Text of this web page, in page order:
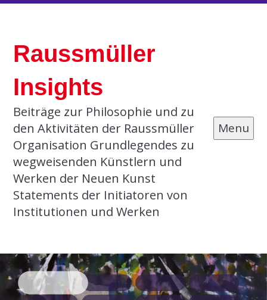
Skip
content
Raussmüller
Insights
Beiträge zur Philosophie und zu
den Aktivitäten der Raussmüller
Organisation Grundlegendes zu
wegweisenden Künstlern und
Werken der Neuen Kunst
Statements der Initiatoren von
Institutionen und Werken
Menu